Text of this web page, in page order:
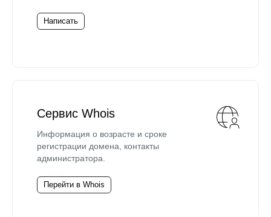
Написать
Сервис Whois
Информация о возрасте и сроке
регистрации домена, контакты
администратора.
Перейти в Whois